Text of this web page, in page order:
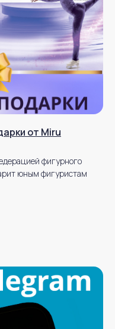
от Miru
фигурного
юным фигуристам